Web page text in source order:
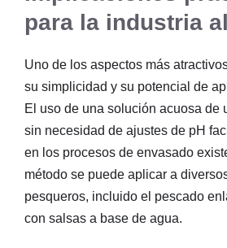
para la industria
Uno de los aspectos más
su simplicidad y su potencial de
El uso de una solución acuosa de
sin necesidad de ajustes de pH
en los procesos de envasado
método se puede aplicar a
pesqueros, incluido el pescado
con salsas a base de agua.